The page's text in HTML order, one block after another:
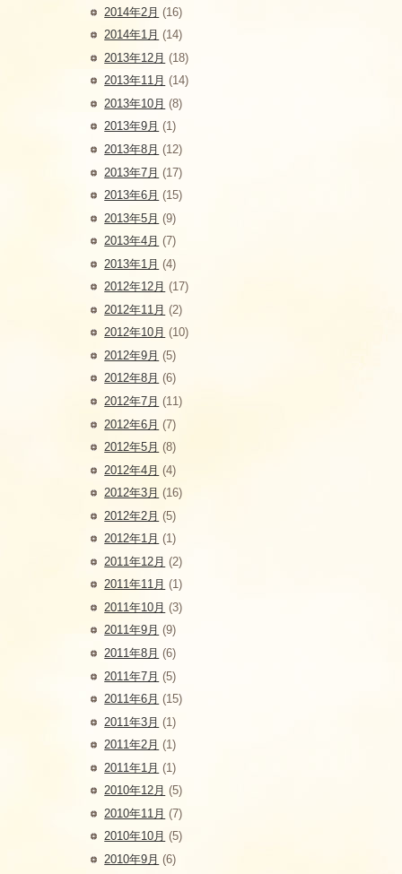
2014年2月 (16)
2014年1月 (14)
2013年12月 (18)
2013年11月 (14)
2013年10月 (8)
2013年9月 (1)
2013年8月 (12)
2013年7月 (17)
2013年6月 (15)
2013年5月 (9)
2013年4月 (7)
2013年1月 (4)
2012年12月 (17)
2012年11月 (2)
2012年10月 (10)
2012年9月 (5)
2012年8月 (6)
2012年7月 (11)
2012年6月 (7)
2012年5月 (8)
2012年4月 (4)
2012年3月 (16)
2012年2月 (5)
2012年1月 (1)
2011年12月 (2)
2011年11月 (1)
2011年10月 (3)
2011年9月 (9)
2011年8月 (6)
2011年7月 (5)
2011年6月 (15)
2011年3月 (1)
2011年2月 (1)
2011年1月 (1)
2010年12月 (5)
2010年11月 (7)
2010年10月 (5)
2010年9月 (6)